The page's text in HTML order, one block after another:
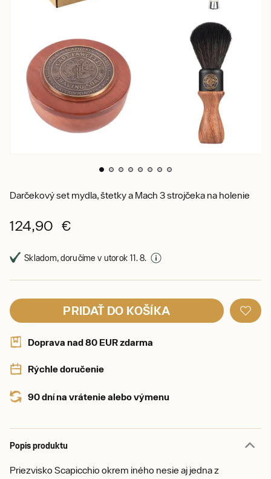
Darčekový set mydla, štetky a Mach 3 strojčeka na holenie
124,90 €
Skladom, doručíme v utorok 11. 8.
PRIDAŤ DO KOŠÍKA
Doprava nad 80 EUR zdarma
Rýchle doručenie
90 dní na vrátenie alebo výmenu
Popis produktu
Priezvisko Scapicchio okrem iného nesie aj jedna z